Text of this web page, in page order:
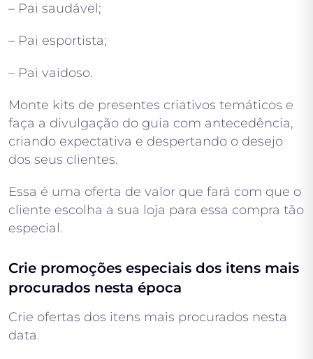
– Pai saudável;
– Pai esportista;
– Pai vaidoso.
Monte kits de presentes criativos temáticos e
faça a divulgação do guia com antecedência,
criando expectativa e despertando o desejo
dos seus clientes.
Essa é uma oferta de valor que fará com que o
cliente escolha a sua loja para essa compra tão
especial.
Crie promoções especiais dos itens mais
procurados nesta época
Crie ofertas dos itens mais procurados nesta
data.